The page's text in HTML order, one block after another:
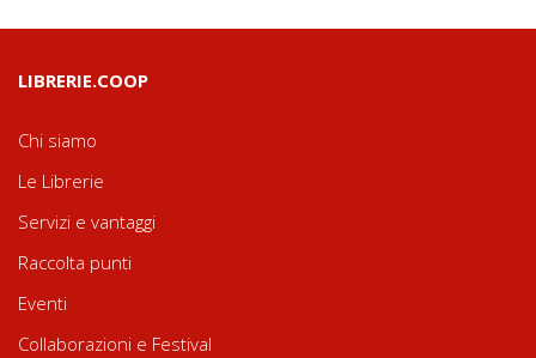
LIBRERIE.COOP
Chi siamo
Le Librerie
Servizi e vantaggi
Raccolta punti
Eventi
Collaborazioni e Festival